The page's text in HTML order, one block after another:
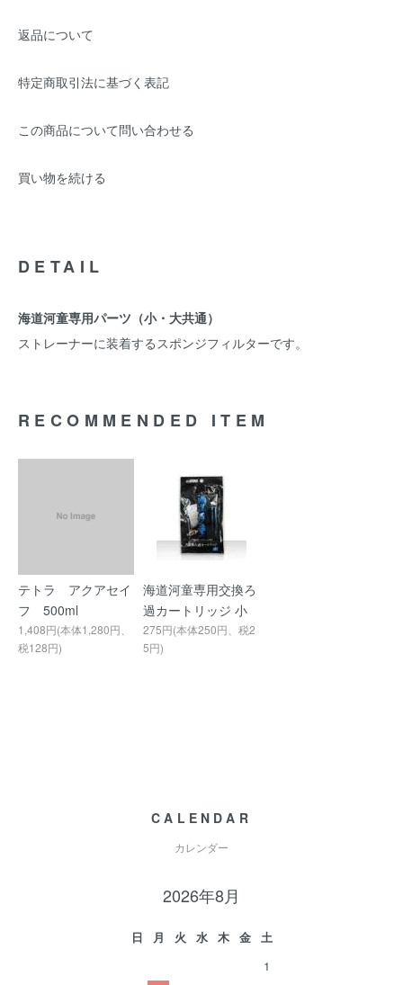
返品について
特定商取引法に基づく表記
この商品について問い合わせる
買い物を続ける
DETAIL
海道河童専用パーツ（小・大共通）
ストレーナーに装着するスポンジフィルターです。
RECOMMENDED ITEM
テトラ アクアセイ
フ 500ml
1,408円(本体1,280円、
税128円)
海道河童専用交換ろ
過カートリッジ 小
275円(本体250円、税2
5円)
CALENDAR
カレンダー
2026年8月
日 月 火 水 木 金
土
1